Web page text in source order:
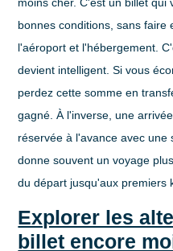
bonnes conditions, sans faire
l'aéroport et l'hébergement.
devient intelligent. Si vous
perdez cette somme en
gagné. À l'inverse, une
réservée à l'avance avec une
donne souvent un voyage
du départ jusqu'aux premiers
Explorer les
billet encore